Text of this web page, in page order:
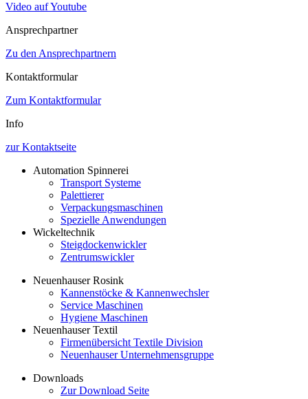
Video auf Youtube
Ansprechpartner
Zu den Ansprechpartnern
Kontaktformular
Zum Kontaktformular
Info
zur Kontaktseite
Automation Spinnerei
Transport Systeme
Palettierer
Verpackungsmaschinen
Spezielle Anwendungen
Wickeltechnik
Steigdockenwickler
Zentrumswickler
Neuenhauser Rosink
Kannenstöcke & Kannenwechsler
Service Maschinen
Hygiene Maschinen
Neuenhauser Textil
Firmenübersicht Textile Division
Neuenhauser Unternehmensgruppe
Downloads
Zur Download Seite